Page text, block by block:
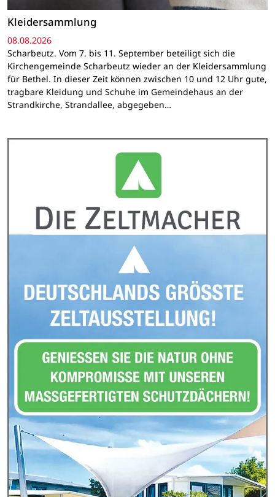
Kleidersammlung
08.08.2026
Scharbeutz. Vom 7. bis 11. September beteiligt sich die
Kirchengemeinde Scharbeutz wieder an der Kleidersammlung
für Bethel. In dieser Zeit können zwischen 10 und 12 Uhr gute,
tragbare Kleidung und Schuhe im Gemeindehaus an der
Strandkirche, Strandallee, abgegeben…